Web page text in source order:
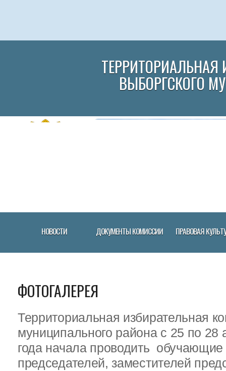
ВЫБОРГСКОГО
НОВОСТИ ДОКУМЕНТЫ КОМИССИИ ПРАВОВАЯ
ФОТОГАЛЕРЕЯ
Территориальная избирательная
муниципального района с 25 по 28
года начала проводить
председателей, заместителей